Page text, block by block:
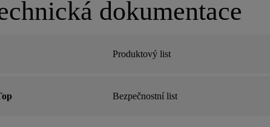
dokumentace
Produktový list
Bezpečnostní list